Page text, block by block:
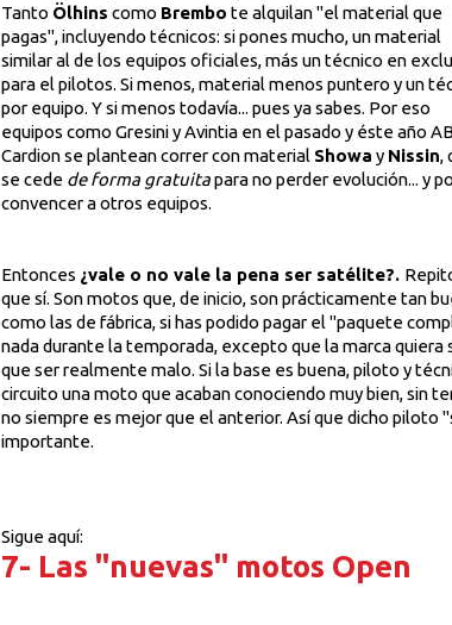
Tanto Ölhins como Brembo te alquilan "el material que
pagas", incluyendo técnicos: si pones mucho, un material
similar al de los equipos oficiales, más un técnico en
para el pilotos. Si menos, material menos puntero y un
por equipo. Y si menos todavía... pues ya sabes. Por eso
equipos como Gresini y Avintia en el pasado y éste año
Cardion se plantean correr con material Showa y Nissin,
se cede de forma gratuitapara no perder evolución... y
convencer a otros equipos.
Entonces ¿vale o no vale la pena ser satélite?.
que sí. Son motos que, de inicio, son prácticamente tan
como las de fábrica, si has podido pagar el "paquete
nada durante la temporada, excepto que la marca
que ser realmente malo. Si la base es buena, piloto y
circuito una moto que acaban conociendo muy bien, sin
no siempre es mejor que el anterior. Así que dicho piloto
importante.
Sigue aquí:
7- Las "nuevas" motos Open